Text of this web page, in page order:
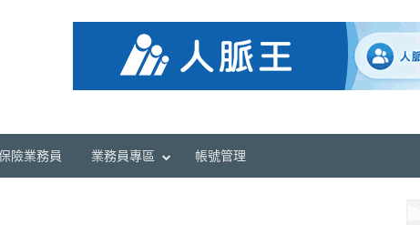
險業務員 業務員專區 帳號管理